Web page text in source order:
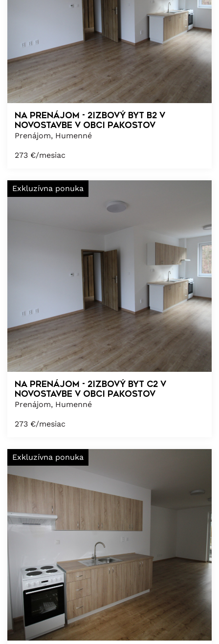
NA PRENÁJOM - 2izbový byt B2 v
novostavbe v obci Pakostov
Prenájom, Humenné
273 €/mesiac
Exkluzívna ponuka
NA PRENÁJOM - 2izbový byt C2 v
novostavbe v obci Pakostov
Prenájom, Humenné
273 €/mesiac
Exkluzívna ponuka